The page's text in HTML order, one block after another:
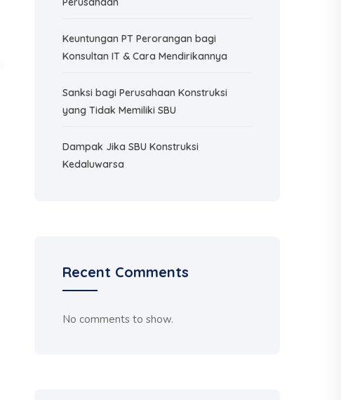
Keuntungan PT Perorangan bagi
Konsultan IT & Cara Mendirikannya
Sanksi bagi Perusahaan Konstruksi
yang Tidak Memiliki SBU
Dampak Jika SBU Konstruksi
Kedaluwarsa
Recent Comments
No comments to show.